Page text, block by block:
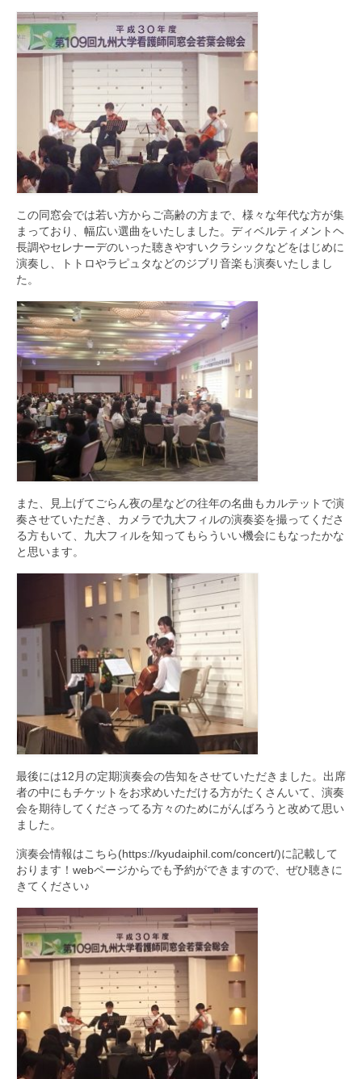
出張演奏
九大フィル特集ページ
団員専用ページ
この同窓会では若い方からご高齢の方まで、様々な年代な方が集
まっており、幅広い選曲をいたしました。ディベルティメントヘ
長調やセレナーデのいった聴きやすいクラシックなどをはじめに
演奏し、トトロやラピュタなどのジブリ音楽も演奏いたしまし
た。
また、見上げてごらん夜の星などの往年の名曲もカルテットで演
奏させていただき、カメラで九大フィルの演奏姿を撮ってくださ
る方もいて、九大フィルを知ってもらういい機会にもなったかな
と思います。
最後には12月の定期演奏会の告知をさせていただきました。出席
者の中にもチケットをお求めいただける方がたくさんいて、演奏
会を期待してくださってる方々のためにがんばろうと改めて思い
ました。
演奏会情報はこちら(https://kyudaiphil.com/concert/)に記載して
おります！webページからでも予約ができますので、ぜひ聴きに
きてください♪